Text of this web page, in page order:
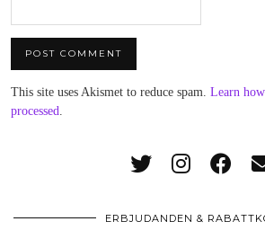
This site uses Akismet to reduce spam. Learn
processed.
ERBJUDANDEN &